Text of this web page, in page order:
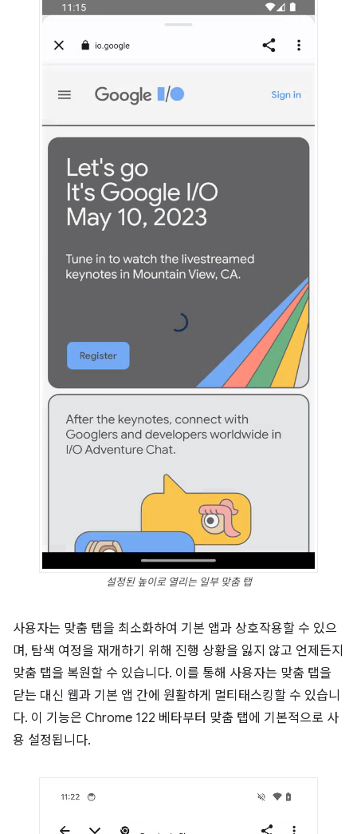
설정된 높이로 열리는 일부 맞춤 탭
사용자는 맞춤 탭을 최소화하여 기본 앱과 상호작용할 수 있으
며, 탐색 여정을 재개하기 위해 진행 상황을 잃지 않고 언제든지
맞춤 탭을 복원할 수 있습니다. 이를 통해 사용자는 맞춤 탭을
닫는 대신 웹과 기본 앱 간에 원활하게 멀티태스킹할 수 있습니
다. 이 기능은 Chrome 122 베타부터 맞춤 탭에 기본적으로 사
용 설정됩니다.